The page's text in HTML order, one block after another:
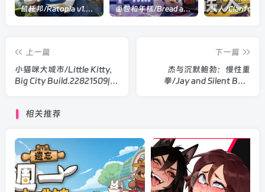
鼠托邦/Ratopia v1.0.0530|策略模拟|容量2.9GB|官方中文版 面包和年糕/Bread and Fred Build.21411256|动作冒险|容量1.1GB|官方中文版
上一篇
小猫咪大城市/Little Kitty,
Big City Build.22821509|动
下一篇
杰与沉默鲍勃：慢性重
拳/Jay and Silent Bob:
相关推荐